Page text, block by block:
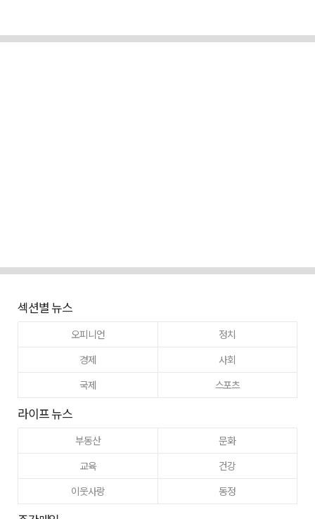
섹션별 뉴스
오피니언
정치
경제
사회
국제
스포츠
라이프 뉴스
부동산
문화
교육
건강
이웃사랑
동정